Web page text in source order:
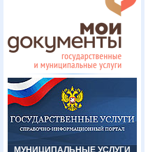
МУНИЦИПАЛЬНЫЕ УСЛУГИ